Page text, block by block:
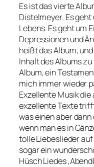
Es ist das vierte
Distelmeyer. Es
Lebens. Es geht um
Depressionen und
heißt das Album,
Inhalt des Albums
Album, ein
mich immer wieder
Exzellente Musik
exzellente Texte
was einen aber
wenn man es in
tolle Liebeslieder
sogar ein
Hüsch Liedes